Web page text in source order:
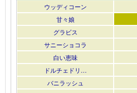
ウッディコーン
甘々娘
グラビス
サニーショコラ
白い恵味
ドルチェドリ…
バニラッシュ